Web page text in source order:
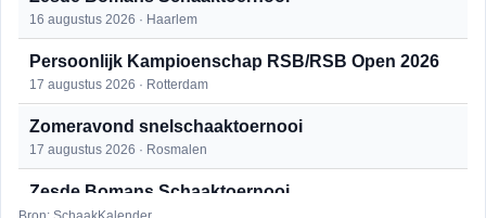
16 augustus 2026 · Haarlem
Persoonlijk Kampioenschap RSB/RSB Open 2026
17 augustus 2026 · Rotterdam
Zomeravond snelschaaktoernooi
17 augustus 2026 · Rosmalen
Zesde Bomans Schaaktoernooi
17 augustus 2026 · Haarlem